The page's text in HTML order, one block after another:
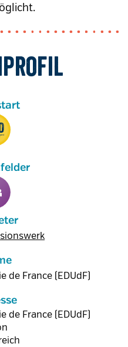
de France (EDUdF)
de France (EDUdF)